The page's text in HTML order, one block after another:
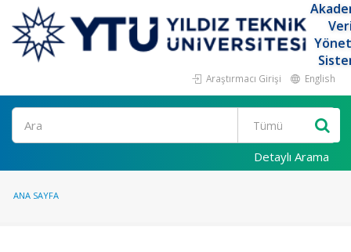
Araştırmacı Girişi English
Ara
Detaylı Arama
ANA SAYFA